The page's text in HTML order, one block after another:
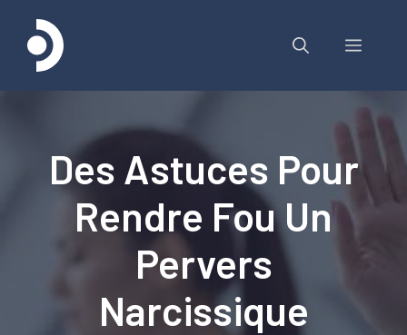
contenu
Menu
Des Astuces Pour
Rendre Fou Un
Pervers
Narcissique